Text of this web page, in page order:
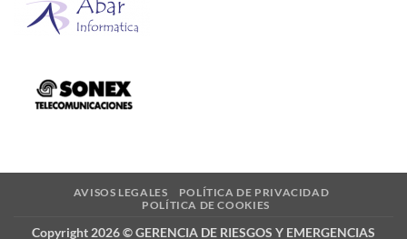
AVISOS LEGALES
POLÍTICA DE PRIVACIDAD
POLÍTICA DE COOKIES
Copyright 2026 © GERENCIA DE RIESGOS Y EMERGENCIAS